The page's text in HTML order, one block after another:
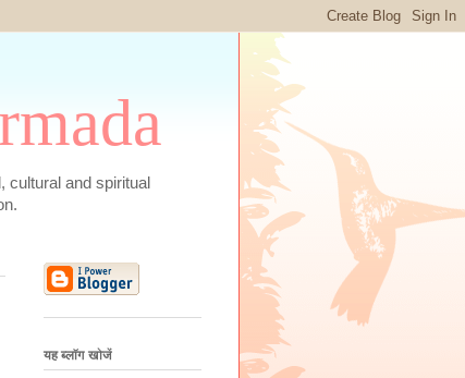
cultural and spiritual
यह ब्लॉग खोजें